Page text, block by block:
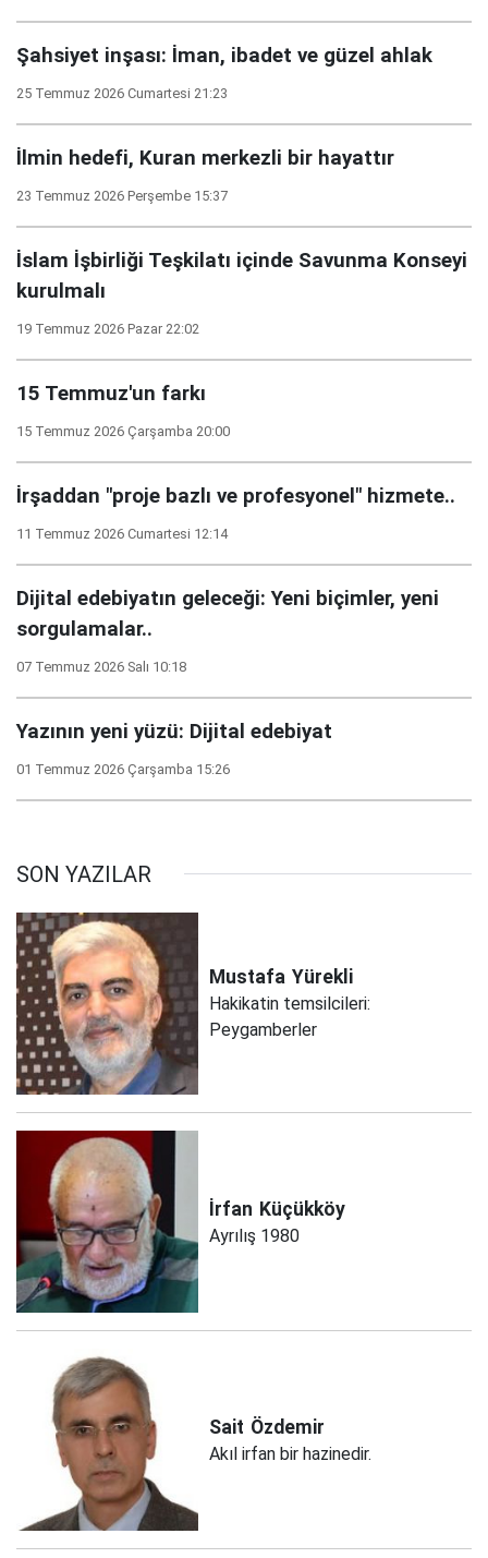
Şahsiyet inşası: İman, ibadet ve güzel ahlak
25 Temmuz 2026 Cumartesi 21:23
İlmin hedefi, Kuran merkezli bir hayattır
23 Temmuz 2026 Perşembe 15:37
İslam İşbirliği Teşkilatı içinde Savunma Konseyi
kurulmalı
19 Temmuz 2026 Pazar 22:02
15 Temmuz'un farkı
15 Temmuz 2026 Çarşamba 20:00
İrşaddan "proje bazlı ve profesyonel" hizmete..
11 Temmuz 2026 Cumartesi 12:14
Dijital edebiyatın geleceği: Yeni biçimler, yeni
sorgulamalar..
07 Temmuz 2026 Salı 10:18
Yazının yeni yüzü: Dijital edebiyat
01 Temmuz 2026 Çarşamba 15:26
SON YAZILAR
Mustafa Yürekli
Hakikatin temsilcileri:
Peygamberler
İrfan Küçükköy
Ayrılış 1980
Sait Özdemir
Akıl irfan bir hazinedir.